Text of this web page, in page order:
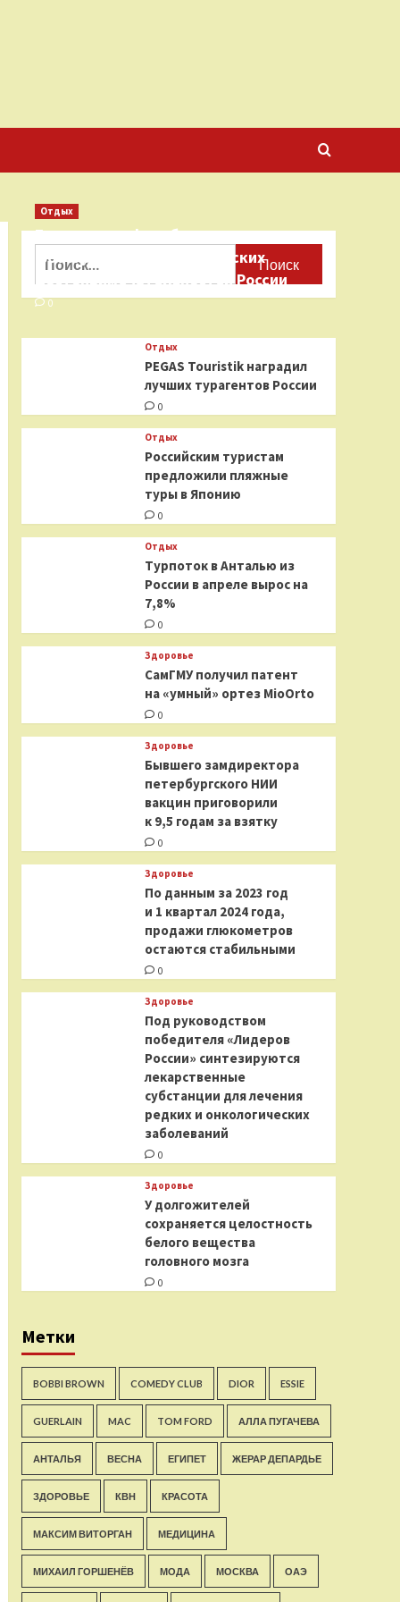
Отдых
Бесплатные фотобанки с
фотографиями туристических
достопримечательностей России
0
Отдых
PEGAS Touristik наградил
лучших турагентов России
0
Отдых
Российским туристам
предложили пляжные
туры в Японию
0
Отдых
Турпоток в Анталью из
России в апреле вырос на
7,8%
0
Здоровье
СамГМУ получил патент
на «умный» ортез MioOrto
0
Здоровье
Бывшего замдиректора
петербургского НИИ
вакцин приговорили
к 9,5 годам за взятку
0
Здоровье
По данным за 2023 год
и 1 квартал 2024 года,
продажи глюкометров
остаются стабильными
0
Здоровье
Под руководством
победителя «Лидеров
России» синтезируются
лекарственные
субстанции для лечения
редких и онкологических
заболеваний
0
Здоровье
У долгожителей
сохраняется целостность
белого вещества
головного мозга
0
Метки
BOBBI BROWN COMEDY CLUB DIOR ESSIE
GUERLAIN MAC TOM FORD АЛЛА ПУГАЧЕВА
АНТАЛЬЯ ВЕСНА ЕГИПЕТ ЖЕРАР ДЕПАРДЬЕ
ЗДОРОВЬЕ КВН КРАСОТА
МАКСИМ ВИТОРГАН МЕДИЦИНА
МИХАИЛ ГОРШЕНЁВ МОДА МОСКВА ОАЭ